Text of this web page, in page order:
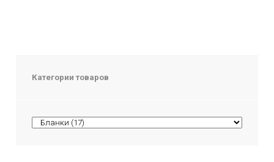
Категории товаров